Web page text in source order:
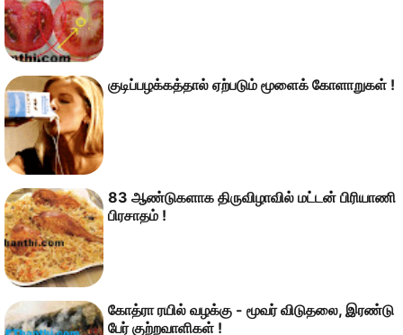
குடிப்பழக்கத்தால் ஏற்படும் மூளைக் கோளாறுகள் !
83 ஆண்டுகளாக திருவிழாவில் மட்டன் பிரியாணி
பிரசாதம் !
கோத்ரா ரயில் வழக்கு - மூவர் விடுதலை, இரண்டு
பேர் குற்றவாளிகள் !